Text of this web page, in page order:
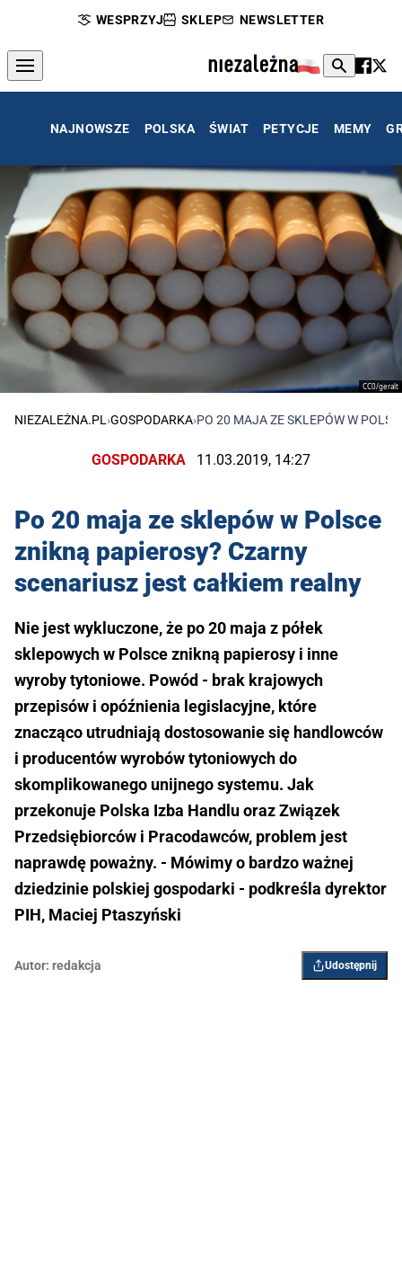
WESPRZYJ SKLEP NEWSLETTER
NAJNOWSZE POLSKA ŚWIAT PETYCJE MEMY
CC0/geralt
NIEZALEŻNA.PL ›GOSPODARKA›PO 20 MAJA ZE SKLEPÓW W
GOSPODARKA 11.03.2019, 14:27
Po 20 maja ze sklepów w Polsce
znikną papierosy? Czarny
scenariusz jest całkiem realny
Nie jest wykluczone, że po 20 maja z półek
sklepowych w Polsce znikną papierosy i inne
wyroby tytoniowe. Powód - brak krajowych
przepisów i opóźnienia legislacyjne, które
znacząco utrudniają dostosowanie się handlowców
i producentów wyrobów tytoniowych do
skomplikowanego unijnego systemu. Jak
przekonuje Polska Izba Handlu oraz Związek
Przedsiębiorców i Pracodawców, problem jest
naprawdę poważny. - Mówimy o bardzo ważnej
dziedzinie polskiej gospodarki - podkreśla dyrektor
PIH, Maciej Ptaszyński
Autor: redakcja Udostępnij